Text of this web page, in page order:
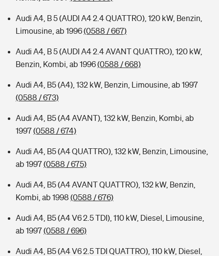
Audi A4, B 5 (AUDI A4 2.4 QUATTRO), 120 kW, Benzin,
Limousine, ab 1996(0588 / 667)
Audi A4, B 5 (AUDI A4 2.4 AVANT QUATTRO), 120 kW,
Benzin, Kombi, ab 1996(0588 / 668)
Audi A4, B5 (A4), 132 kW, Benzin, Limousine, ab 1997
(0588 / 673)
Audi A4, B5 (A4 AVANT), 132 kW, Benzin, Kombi, ab
1997(0588 / 674)
Audi A4, B5 (A4 QUATTRO), 132 kW, Benzin, Limousine,
ab 1997(0588 / 675)
Audi A4, B5 (A4 AVANT QUATTRO), 132 kW, Benzin,
Kombi, ab 1998 (0588 / 676)
Audi A4, B5 (A4 V6 2.5 TDI), 110 kW, Diesel, Limousine,
ab 1997(0588 / 696)
Audi A4, B5 (A4 V6 2.5 TDI QUATTRO), 110 kW, Diesel,